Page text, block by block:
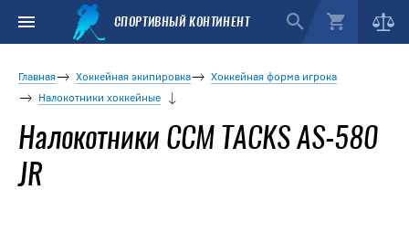
СПОРТИВНЫЙ КОНТИНЕНТ
Главная Хоккейная экипировка
Хоккейная форма игрока
Налокотники хоккейные
Налокотники CCM TACKS AS-580
JR